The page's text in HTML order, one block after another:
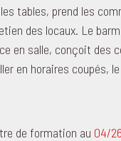
tables, prend les
des locaux. Le
en salle, conçoit des
en horaires coupés,
de formation au 04/